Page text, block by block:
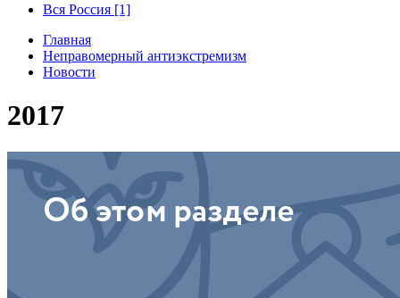
Вся Россия [1]
Главная
Неправомерный антиэкстремизм
Новости
2017